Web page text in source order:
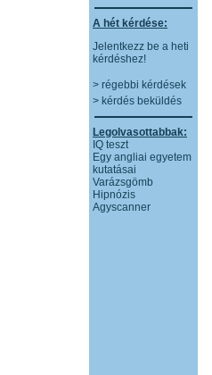
A hét kérdése:
Jelentkezz be a heti
kérdéshez!
> régebbi kérdések
> kérdés beküldés
Legolvasottabbak:
IQ teszt
Egy angliai egyetem
kutatásai
Varázsgömb
Hipnózis
Agyscanner